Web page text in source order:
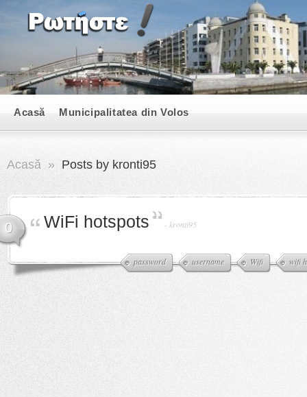
Acasă Municipalitatea din Volos
Acasă » Posts by kronti95
0 WiFi hotspots - kronti95
password username Wifi wifi